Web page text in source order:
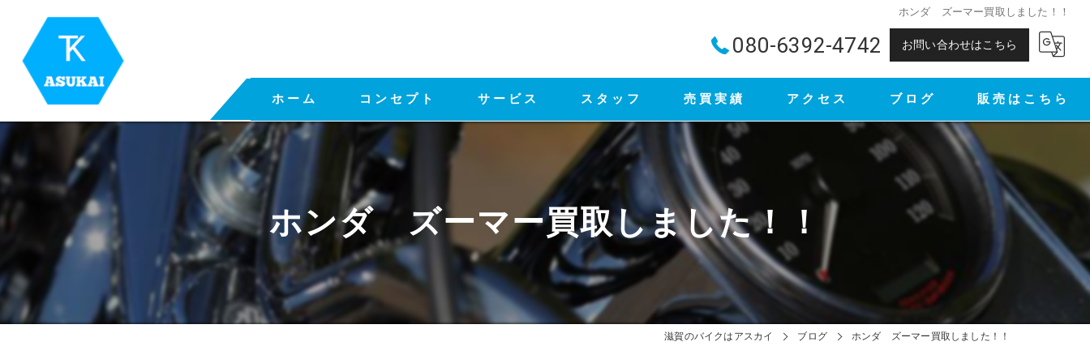
ホンダ ズーマー買取しました！！
080-6392-4742 お問い合わせはこちら
ホーム コンセプト サービス スタッフ 売買実績 アクセス ブログ 販売はこちら
ヤフオク
メルカリ
ホンダ ズーマー買取しました！！
滋賀のバイクはアスカイ ブログ ホンダ ズーマー買取しました！！